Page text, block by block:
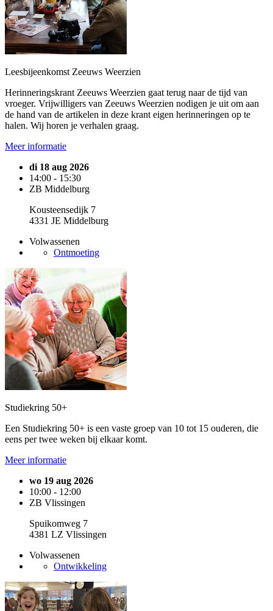
Leesbijeenkomst Zeeuws Weerzien
Herinneringskrant Zeeuws Weerzien gaat terug naar de tijd van
vroeger. Vrijwilligers van Zeeuws Weerzien nodigen je uit om aan
de hand van de artikelen in deze krant eigen herinneringen op te
halen. Wij horen je verhalen graag.
Meer informatie
di 18 aug 2026
14:00 - 15:30
ZB Middelburg
Kousteensedijk 7
4331 JE Middelburg
Volwassenen
Ontmoeting
Studiekring 50+
Een Studiekring 50+ is een vaste groep van 10 tot 15 ouderen, die
eens per twee weken bij elkaar komt.
Meer informatie
wo 19 aug 2026
10:00 - 12:00
ZB Vlissingen
Spuikomweg 7
4381 LZ Vlissingen
Volwassenen
Ontwikkeling